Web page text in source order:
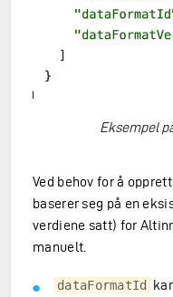
Eksempel
Ved behov for å
baserer seg på en
verdiene satt) for
manuelt.
dataFormatId